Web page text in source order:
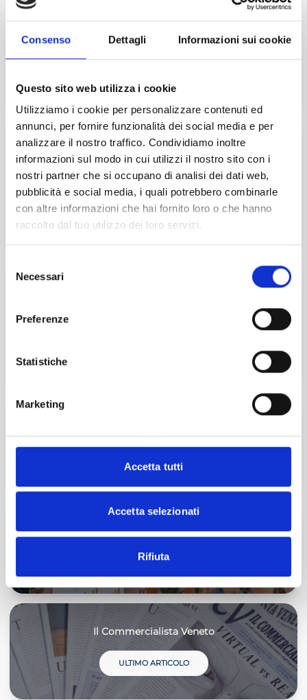
Consenso Dettagli Informazioni sui cookie
Questo sito web utilizza i cookie
Utilizziamo i cookie per personalizzare contenuti ed
annunci, per fornire funzionalità dei social media e per
analizzare il nostro traffico. Condividiamo inoltre
informazioni sul modo in cui utilizzi il nostro sito con i
nostri partner che si occupano di analisi dei dati web,
pubblicità e social media, i quali potrebbero combinarle
con altre informazioni che hai fornito loro o che hanno
raccolto dal tuo utilizzo dei loro servizi.
delNecessari
Preferenze
Statistiche
Marketing
Accetta tutti
Accetta selezionati
Rifiuta
27 Ott
HOLDING PROFILI CIVILISTICI E FISCALI
12 Nov 2026
COLLEGI SINDACALI: IL VALORE DELLA
VERBALIZZAZIONE
Online
3 2026
PRATICA
SCOPRI DI PIÙ
Il Commercialista Veneto
ULTIMO ARTICOLO